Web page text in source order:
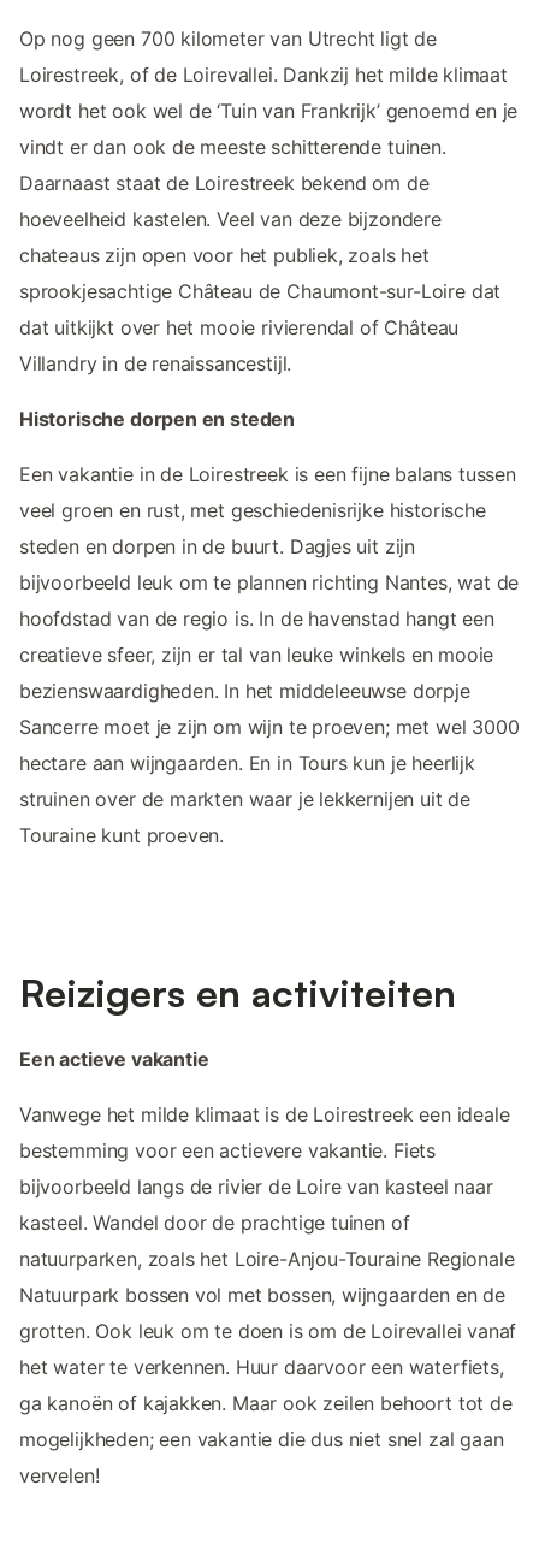
Op nog geen 700 kilometer van Utrecht ligt de
Loirestreek, of de Loirevallei. Dankzij het milde klimaat
wordt het ook wel de ‘Tuin van Frankrijk’ genoemd en je
vindt er dan ook de meeste schitterende tuinen.
Daarnaast staat de Loirestreek bekend om de
hoeveelheid kastelen. Veel van deze bijzondere
chateaus zijn open voor het publiek, zoals het
sprookjesachtige Château de Chaumont-sur-Loire dat
dat uitkijkt over het mooie rivierendal of Château
Villandry in de renaissancestijl.
Historische dorpen en steden
Een vakantie in de Loirestreek is een fijne balans tussen
veel groen en rust, met geschiedenisrijke historische
steden en dorpen in de buurt. Dagjes uit zijn
bijvoorbeeld leuk om te plannen richting Nantes, wat de
hoofdstad van de regio is. In de havenstad hangt een
creatieve sfeer, zijn er tal van leuke winkels en mooie
bezienswaardigheden. In het middeleeuwse dorpje
Sancerre moet je zijn om wijn te proeven; met wel 3000
hectare aan wijngaarden. En in Tours kun je heerlijk
struinen over de markten waar je lekkernijen uit de
Touraine kunt proeven.
Reizigers en activiteiten
Een actieve vakantie
Vanwege het milde klimaat is de Loirestreek een ideale
bestemming voor een actievere vakantie. Fiets
bijvoorbeeld langs de rivier de Loire van kasteel naar
kasteel. Wandel door de prachtige tuinen of
natuurparken, zoals het Loire-Anjou-Touraine Regionale
Natuurpark bossen vol met bossen, wijngaarden en de
grotten. Ook leuk om te doen is om de Loirevallei vanaf
het water te verkennen. Huur daarvoor een waterfiets,
ga kanoën of kajakken. Maar ook zeilen behoort tot de
mogelijkheden; een vakantie die dus niet snel zal gaan
vervelen!